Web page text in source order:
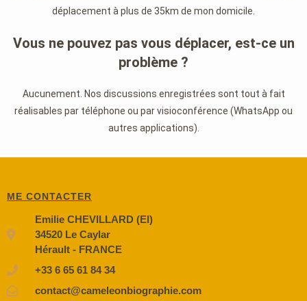
déplacement à plus de 35km de mon domicile.
Vous ne pouvez pas vous déplacer, est-ce un
problème ?
Aucunement. Nos discussions enregistrées sont tout à fait
réalisables par téléphone ou par visioconférence (WhatsApp ou
autres applications).
ME CONTACTER
Emilie CHEVILLARD (EI)
34520 Le Caylar
Hérault - FRANCE
+33 6 65 61 84 34
contact@cameleonbiographie.com